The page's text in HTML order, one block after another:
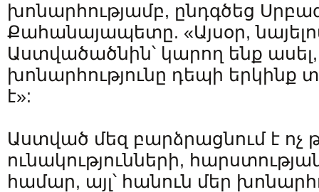
խոնարհությամբ, ընդգծեց
Քահանայապետը. «Այսօր,
Աստվածածնին՝ կարող ենք
խոնարհությունը դեպի
է»:
Աստված մեզ բարձրացնում է ոչ
ունակությունների,
համար, այլ՝ հանուն մեր